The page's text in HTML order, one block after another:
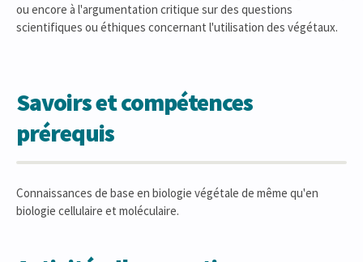
ou encore à l'argumentation critique sur des questions
scientifiques ou éthiques concernant l'utilisation des végétaux.
Savoirs et compétences
prérequis
Connaissances de base en biologie végétale de même qu'en
biologie cellulaire et moléculaire.